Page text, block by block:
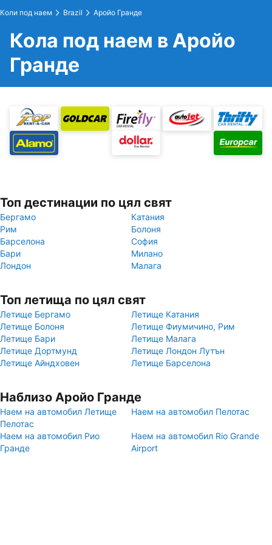
Коли под наем Brazil Аройо Гранде
Кола под наем в Аройо
Гранде
Топ дестинации по цял свят
Бергамо
Катания
Рим
Болоня
Барселона
София
Бари
Милано
Лондон
Малага
Топ летища по цял свят
Летище Бергамо
Летище Катания
Летище Болоня
Летище Фиумичино, Рим
Летище Бари
Летище Малага
Летище Дортмунд
Летище Лондон Лутън
Летище Айндховен
Летище Барселона
Наблизо Аройо Гранде
Наем на автомобил Летище
Пелотас
Наем на автомобил Пелотас
Наем на автомобил Рио
Гранде
Наем на автомобил Rio Grande
Airport